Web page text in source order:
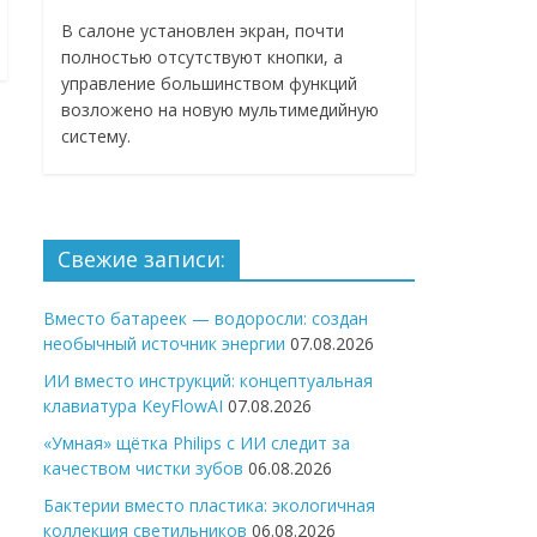
В салоне установлен экран, почти
полностью отсутствуют кнопки, а
управление большинством функций
возложено на новую мультимедийную
систему.
Свежие записи:
Вместо батареек — водоросли: создан
необычный источник энергии 07.08.2026
ИИ вместо инструкций: концептуальная
клавиатура KeyFlowAI 07.08.2026
«Умная» щётка Philips с ИИ следит за
качеством чистки зубов 06.08.2026
Бактерии вместо пластика: экологичная
коллекция светильников 06.08.2026